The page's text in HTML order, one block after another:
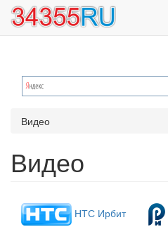
Перейти
основному
Видео
Видео
НТС Ирбит